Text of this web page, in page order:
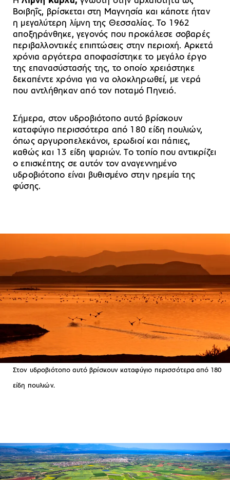
Βοιβηΐς, βρίσκεται στη Μαγνησία και κάποτε ήταν
η μεγαλύτερη λίμνη της Θεσσαλίας. Το 1962
αποξηράνθηκε, γεγονός που προκάλεσε σοβαρές
περιβαλλοντικές επιπτώσεις στην περιοχή. Αρκετά
χρόνια αργότερα αποφασίστηκε το μεγάλο έργο
της επανασύστασής της, το οποίο χρειάστηκε
δεκαπέντε χρόνια για να ολοκληρωθεί, με νερά
που αντλήθηκαν από τον ποταμό Πηνειό.
Σήμερα, στον υδροβιότοπο αυτό βρίσκουν
καταφύγιο περισσότερα από 180 είδη πουλιών,
όπως αργυροπελεκάνοι, ερωδιοί και πάπιες,
καθώς και 13 είδη ψαριών. Το τοπίο που αντικρίζει
ο επισκέπτης σε αυτόν τον αναγεννημένο
υδροβιότοπο είναι βυθισμένο στην ηρεμία της
φύσης.
Στον υδροβιότοπο αυτό βρίσκουν καταφύγιο περισσότερα από 180
είδη πουλιών.